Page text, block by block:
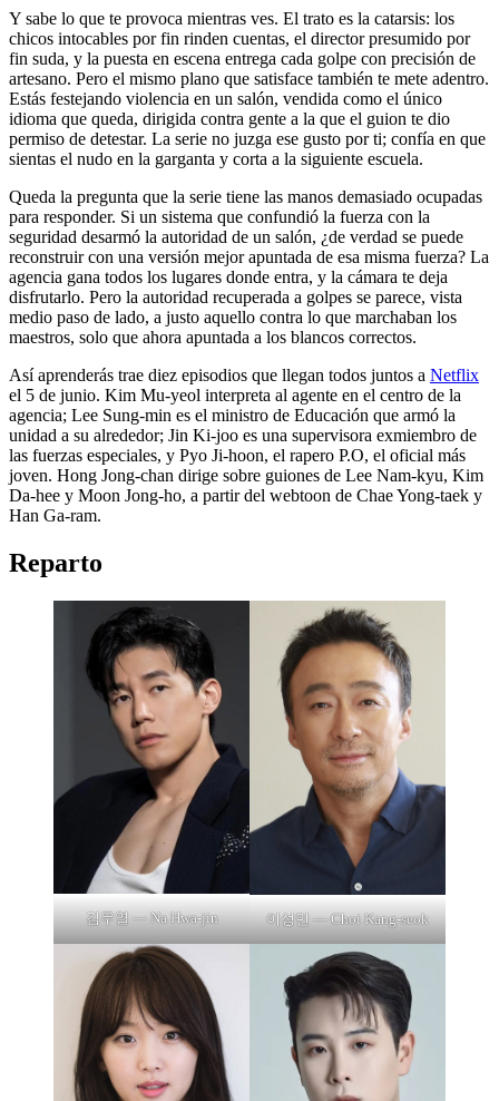
Y sabe lo que te provoca mientras ves. El trato es la catarsis: los
chicos intocables por fin rinden cuentas, el director presumido por
fin suda, y la puesta en escena entrega cada golpe con precisión de
artesano. Pero el mismo plano que satisface también te mete adentro.
Estás festejando violencia en un salón, vendida como el único
idioma que queda, dirigida contra gente a la que el guion te dio
permiso de detestar. La serie no juzga ese gusto por ti; confía en que
sientas el nudo en la garganta y corta a la siguiente escuela.
Queda la pregunta que la serie tiene las manos demasiado ocupadas
para responder. Si un sistema que confundió la fuerza con la
seguridad desarmó la autoridad de un salón, ¿de verdad se puede
reconstruir con una versión mejor apuntada de esa misma fuerza? La
agencia gana todos los lugares donde entra, y la cámara te deja
disfrutarlo. Pero la autoridad recuperada a golpes se parece, vista
medio paso de lado, a justo aquello contra lo que marchaban los
maestros, solo que ahora apuntada a los blancos correctos.
Así aprenderás trae diez episodios que llegan todos juntos a Netflix
el 5 de junio. Kim Mu-yeol interpreta al agente en el centro de la
agencia; Lee Sung-min es el ministro de Educación que armó la
unidad a su alrededor; Jin Ki-joo es una supervisora exmiembro de
las fuerzas especiales, y Pyo Ji-hoon, el rapero P.O, el oficial más
joven. Hong Jong-chan dirige sobre guiones de Lee Nam-kyu, Kim
Da-hee y Moon Jong-ho, a partir del webtoon de Chae Yong-taek y
Han Ga-ram.
Reparto
김무열 — Na Hwa-jin 이성민 — Choi Kang-seok